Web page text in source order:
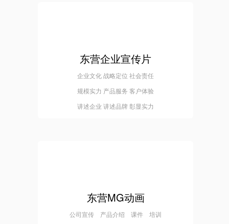
东营企业宣传片
企业文化 战略定位 社会责任
规模实力 产品服务 客户体验
讲述企业 讲述品牌 彰显实力
东营MG动画
公司宣传 产品介绍 课件 培训